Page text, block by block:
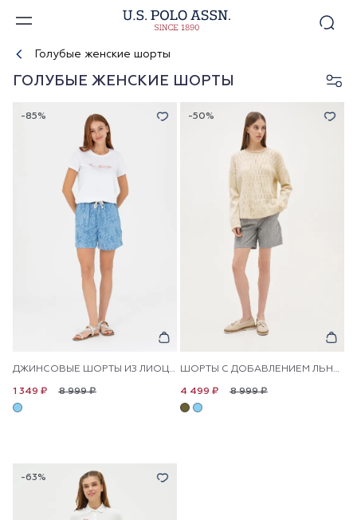
Голубые женские шорты
ГОЛУБЫЕ ЖЕНСКИЕ ШОРТЫ
-85%
ДЖИНСОВЫЕ ШОРТЫ ИЗ ЛИОЦЕЛЛА
8 999 ₽
1 349 ₽
-50%
ШОРТЫ С ДОБАВЛЕНИЕМ ЛЬНА В ПОЛОСКУ
8 999 ₽
4 499 ₽
-63%